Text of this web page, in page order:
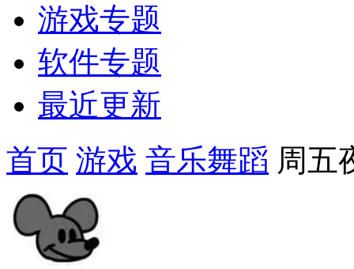
游戏专题
软件专题
最近更新
首页 游戏 音乐舞蹈 周五